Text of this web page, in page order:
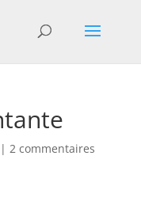
2 commentaires